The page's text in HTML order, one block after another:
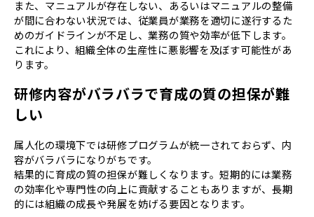
また、マニュアルが存在しない、あるいはマニュアルの整備
が間に合わない状況では、従業員が業務を適切に遂行するた
めのガイドラインが不足し、業務の質や効率が低下します。
これにより、組織全体の生産性に悪影響を及ぼす可能性があ
ります。
研修内容がバラバラで育成の質の担保が難
しい
属人化の環境下では研修プログラムが統一されておらず、内
容がバラバラになりがちです。
結果的に育成の質の担保が難しくなります。短期的には業務
の効率化や専門性の向上に貢献することもありますが、長期
的には組織の成長や発展を妨げる要因となります。